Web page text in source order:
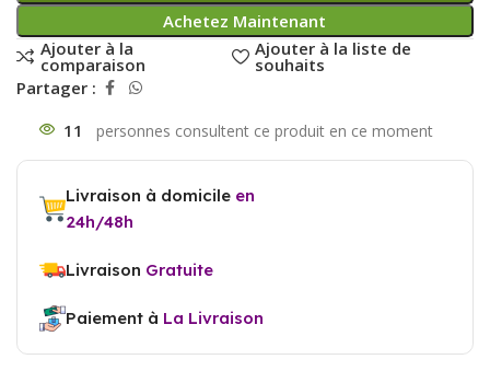
Achetez Maintenant
Ajouter à la
comparaison
Ajouter à la liste de
souhaits
Partager :
11
Livraison à domicile en
24h/48h
Livraison Gratuite
Paiement à La Livraison